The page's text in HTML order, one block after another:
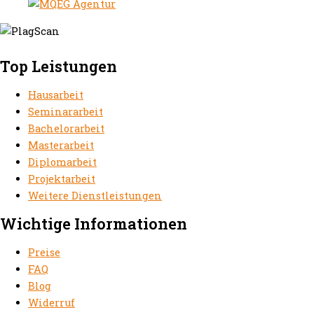
Top Leistungen
Hausarbeit
Seminararbeit
Bachelorarbeit
Masterarbeit
Diplomarbeit
Projektarbeit
Weitere Dienstleistungen
Wichtige Informationen
Preise
FAQ
Blog
Widerruf